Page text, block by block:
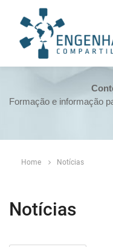
Formação e informação
Home Notícias
Notícias